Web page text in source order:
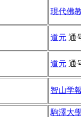
現代佛
道元 通
道元 通
智山学
駒澤大